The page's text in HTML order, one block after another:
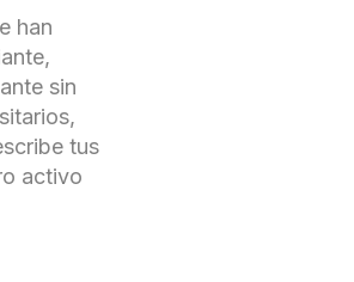
han
sin
tus
activo